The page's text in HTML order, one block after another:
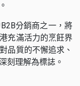
分銷商之一，將
充滿活力的烹飪界
品質的不懈追求、
刻理解為標誌。